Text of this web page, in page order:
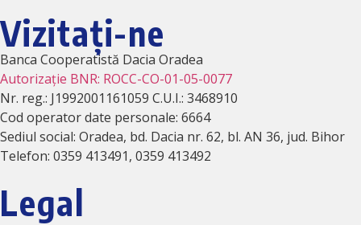
Vizitați-ne
Banca Cooperatistă Dacia Oradea
Autorizație BNR: ROCC-CO-01-05-0077
Nr. reg.: J1992001161059 C.U.I.: 3468910
Cod operator date personale: 6664
Sediul social: Oradea, bd. Dacia nr. 62, bl. AN 36, jud. Bihor
Telefon: 0359 413491, 0359 413492
Legal